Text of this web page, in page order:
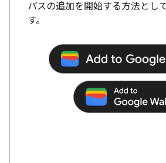
パスの追加を開始する方法とし
す。